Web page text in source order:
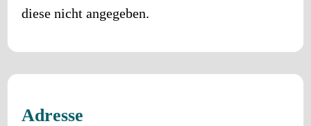
diese nicht angegeben.
Adresse